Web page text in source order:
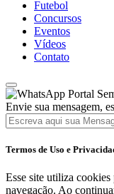
Futebol
Concursos
Eventos
Vídeos
Contato
Portal
Envie sua mensagem,
Termos de Uso e
Esse site utiliza
navegação. Ao